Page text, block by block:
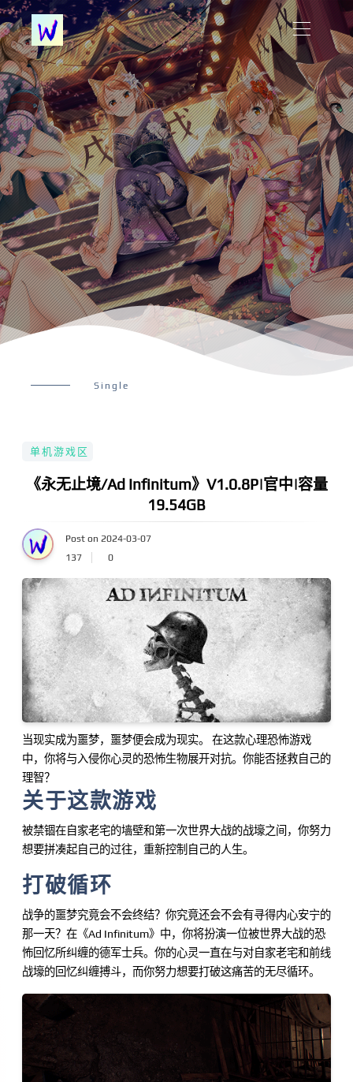
Single
单机游戏区
《永无止境/Ad Infinitum》V1.0.8P|官中|容量
19.54GB
Post on 2024-03-07
137
0
当现实成为噩梦，噩梦便会成为现实。 在这款心理恐怖游戏
中，你将与入侵你心灵的恐怖生物展开对抗。你能否拯救自己的
理智？
关于这款游戏
被禁锢在自家老宅的墙壁和第一次世界大战的战壕之间，你努力
想要拼凑起自己的过往，重新控制自己的人生。
打破循环
战争的噩梦究竟会不会终结？你究竟还会不会有寻得内心安宁的
那一天？在《Ad Infinitum》中，你将扮演一位被世界大战的恐
怖回忆所纠缠的德军士兵。你的心灵一直在与对自家老宅和前线
战壕的回忆纠缠搏斗，而你努力想要打破这痛苦的无尽循环。